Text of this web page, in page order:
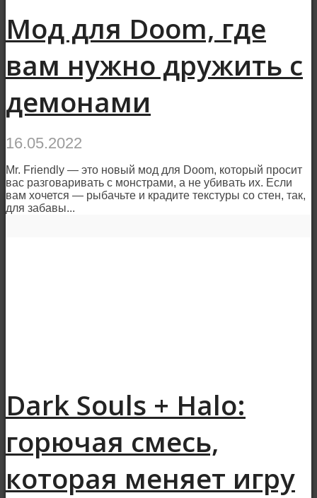
Мод для Doom, где
вам нужно дружить с
демонами
16.05.2022
Mr. Friendly — это новый мод для Doom, который просит
вас разговаривать с монстрами, а не убивать их. Если
вам хочется — рыбачьте и крадите текстуры со стен, так,
для забавы...
Dark Souls + Halo:
горючая смесь,
которая меняет игру